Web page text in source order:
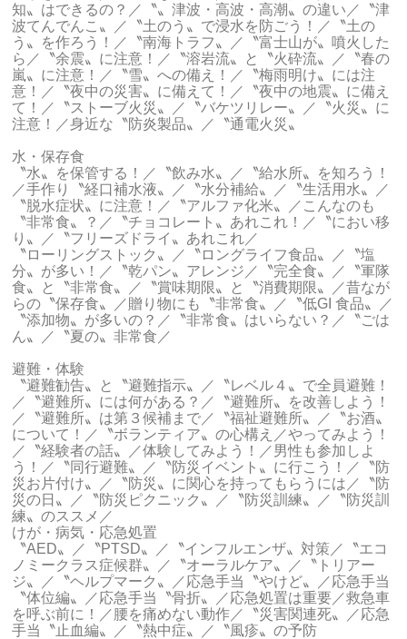
知〟はできるの？／〝〟津波・高波・高潮〟の違い／〝津
波てんでんこ〟／〝土のう〟で浸水を防ごう！／〝土の
う〟を作ろう！／〝南海トラフ〟／〝富士山が〟噴火した
ら／〝余震〟に注意！／〝溶岩流〟と〝火砕流〟／〝春の
嵐〟に注意！／〝雪〟への備え！／〝梅雨明け〟には注
意！／〝夜中の災害〟に備えて！／〝夜中の地震〟に備え
て！／〝ストーブ火災〟／〝バケツリレー〟／〝火災〟に
注意！／身近な〝防炎製品〟／〝通電火災〟
水・保存食
〝水〟を保管する！／〝飲み水〟／〝給水所〟を知ろう！
／手作り〝経口補水液〟／〝水分補給〟／〝生活用水〟／
〝脱水症状〟に注意！／〝アルファ化米〟／こんなのも
〝非常食〟？／〝チョコレート〟あれこれ！／〝におい移
り〟／〝フリーズドライ〟あれこれ／
〝ローリングストック〟／〝ロングライフ食品〟／〝塩
分〟が多い！／〝乾パン〟アレンジ／〝完全食〟／〝軍隊
食〟と〝非常食〟／〝賞味期限〟と〝消費期限〟／昔なが
らの〝保存食〟／贈り物にも〝非常食〟／〝低GI 食品〟／
〝添加物〟が多いの？／〝非常食〟はいらない？／〝ごは
ん〟／〝夏の〟非常食／
避難・体験
〝避難勧告〟と〝避難指示〟／〝レベル４〟で全員避難！
／〝避難所〟には何がある？／〝避難所〟を改善しよう！
／〝避難所〟は第３候補まで／〝福祉避難所〟／〝お酒〟
について！／〝ボランティア〟の心構え／やってみよう！
／〝経験者の話〟／体験してみよう！／男性も参加しよ
う！／〝同行避難〟／〝防災イベント〟に行こう！／〝防
災お片付け〟／〝防災〟に関心を持ってもらうには／〝防
災の日〟／〝防災ピクニック〟／〝防災訓練〟／〝防災訓
練〟のススメ／
けが・病気・応急処置
〝AED〟／〝PTSD〟／〝インフルエンザ〟対策／〝エコ
ノミークラス症候群〟／〝オーラルケア〟／〝トリアー
ジ〟／〝ヘルプマーク〟／応急手当〝やけど〟／応急手当
〝体位編〟／応急手当〝骨折〟／応急処置は重要／救急車
を呼ぶ前に！／腰を痛めない動作／〝災害関連死〟／応急
手当〝止血編〟／〝熱中症〟／〝風疹〟の予防